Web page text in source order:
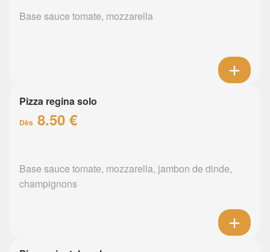
Base sauce tomate, mozzarella
Pizza regina solo
Dès 8.50 €
Base sauce tomate, mozzarella, jambon de dinde,
champignons